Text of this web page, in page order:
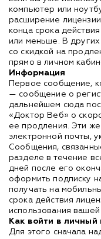
компьютер или
расширение
конца срока
или меньше. В
со скидкой на
прямо в личном
Информация
Первое сообщение,
— сообщение о
дальнейшем сюда
«Доктор Веб» о
ее продления. Эти
электронной почты,
Сообщения,
разделе в течение
дней после его
оформить подписку
получать на
срока действия
использования вашей
Как войти в личный
Для этого сначала